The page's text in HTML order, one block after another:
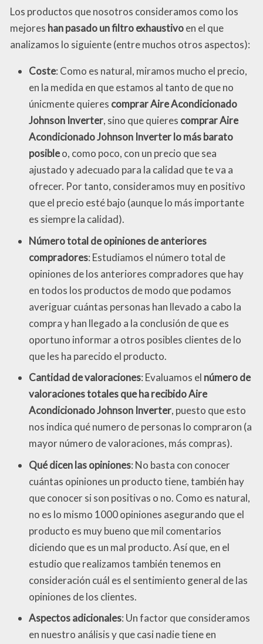
Los productos que nosotros consideramos como los
mejores han pasado un filtro exhaustivoen el que
analizamos lo siguiente (entre muchos otros aspectos):
Coste: Como es natural, miramos mucho el precio,
en la medida en que estamos al tanto de que no
únicmente quieres comprar Aire Acondicionado
Johnson Inverter, sino que quieres comprar Aire
Acondicionado Johnson Inverter lo más barato
posibleo, como poco, con un precio que sea
ajustado y adecuado para la calidad que te va a
ofrecer. Por tanto, consideramos muy en positivo
que el precio esté bajo (aunque lo más importante
es siempre la calidad).
Número total de opiniones de anteriores
compradores: Estudiamos el número total de
opiniones de los anteriores compradores que hay
en todos los productos de modo que podamos
averiguar cuántas personas han llevado a cabo la
compra y han llegado a la conclusión de que es
oportuno informar a otros posibles clientes de lo
que les ha parecido el producto.
Cantidad de valoraciones: Evaluamos el número de
valoraciones totales que ha recibido Aire
Acondicionado Johnson Inverter, puesto que esto
nos indica qué numero de personas lo compraron (a
mayor número de valoraciones, más compras).
Qué dicen las opiniones: No basta con conocer
cuántas opiniones un producto tiene, también hay
que conocer si son positivas o no. Como es natural,
no es lo mismo 1000 opiniones asegurando que el
producto es muy bueno que mil comentarios
diciendo que es un mal producto. Así que, en el
estudio que realizamos también tenemos en
consideración cuál es el sentimiento general de las
opiniones de los clientes.
Aspectos adicionales: Un factor que consideramos
en nuestro análisis y que casi nadie tiene en